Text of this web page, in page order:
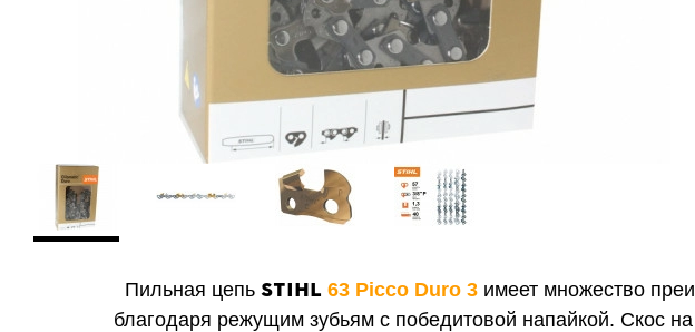
Пильная цепь STIHL 63 Picco Duro 3 имеет множество
благодаря режущим зубьям с победитовой напайкой. Скос